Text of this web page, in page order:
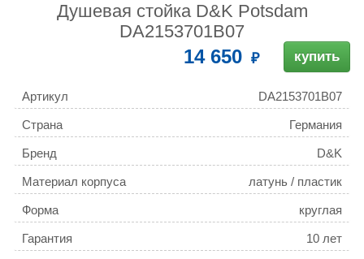
Душевая стойка D&K Potsdam
DA2153701B07
14 650 купить
Артикул DA2153701B07
Страна Германия
Бренд D&K
Материал корпуса латунь / пластик
Форма круглая
Гарантия 10 лет